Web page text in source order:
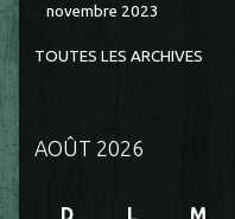
novembre 2023
TOUTES LES ARCHIVES
AOÛT 2026
D L M